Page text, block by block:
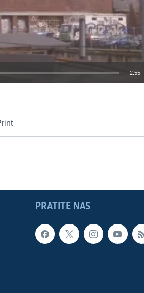
2:55
PRATITE NAS